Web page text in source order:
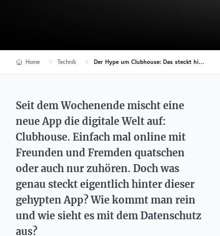
Home Technik Der Hype um Clubhouse: Das steckt hinter der neuen Trend-App
Seit dem Wochenende mischt eine
neue App die digitale Welt auf:
Clubhouse. Einfach mal online mit
Freunden und Fremden quatschen
oder auch nur zuhören. Doch was
genau steckt eigentlich hinter dieser
gehypten App? Wie kommt man rein
und wie sieht es mit dem Datenschutz
aus?